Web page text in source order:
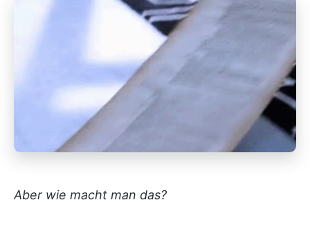
Aber wie macht man das?